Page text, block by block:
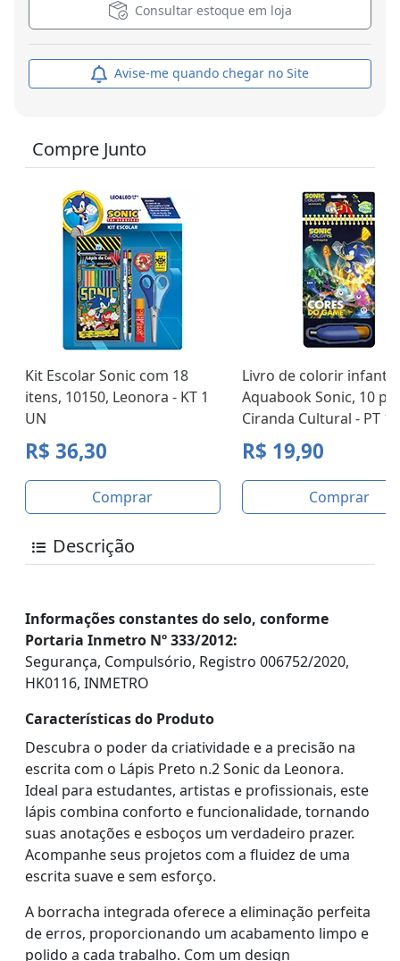
Consultar estoque em loja
Avise-me quando chegar no Site
Compre Junto
Kit Escolar Sonic com 18
itens, 10150, Leonora - KT 1
UN
R$ 36,30
Comprar
Livro de colorir infantil
Aquabook Sonic, 10
Ciranda Cultural - PT 1
R$ 19,90
Comprar
Descrição
Informações constantes do selo, conforme
Portaria Inmetro Nº 333/2012:
Segurança, Compulsório, Registro 006752/2020,
HK0116, INMETRO
Características do Produto
Descubra o poder da criatividade e a precisão na
escrita com o Lápis Preto n.2 Sonic da Leonora.
Ideal para estudantes, artistas e profissionais, este
lápis combina conforto e funcionalidade, tornando
suas anotações e esboços um verdadeiro prazer.
Acompanhe seus projetos com a fluidez de uma
escrita suave e sem esforço.
A borracha integrada oferece a eliminação perfeita
de erros, proporcionando um acabamento limpo e
polido a cada trabalho. Com um design